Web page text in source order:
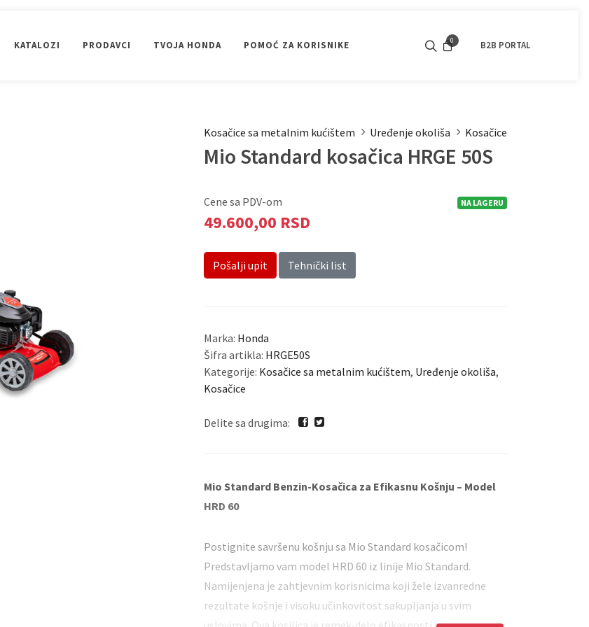
0 B2B PORTAL
Duvač za listova
KATALOZI PRODAVCI TVOJA HONDA POMOĆ ZA KORISNIKE POGONSKI MOTORI
Kosačice sa metalnim kućištem Uređenje okoliša Kosačice
Mio Standard kosačica HRGE 50S
NA LAGERU
Cene sa PDV-om
49.600,00 RSD
Pošalji upit Tehnički list
Marka: Honda
Šifra artikla: HRGE50S
Kategorije: Kosačice sa metalnim kućištem, Uređenje okoliša,
Kosačice
Delite sa drugima:
Mio StandardBenzin-Kosačica za Efikasnu Košnju – Model
HRD 60
Postignite savršenu košnju sa Mio Standard kosačicom!
Predstavljamo vam model HRD 60 iz linije Mio Standard.
Namijenjena je zahtjevnim korisnicima koji žele izvanredne
rezultate košnje i visoku učinkovitost sakupljanja u svim